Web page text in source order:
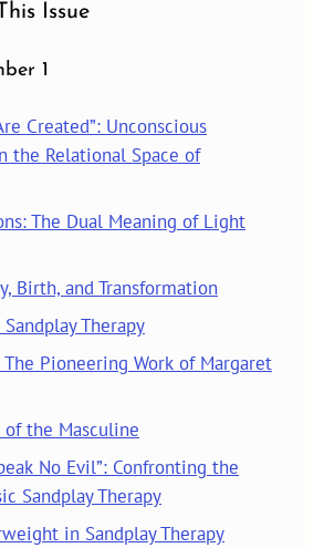
Issue
1
Created”: Unconscious
the Relational Space of
The Dual Meaning of Light
Birth, and Transformation
Therapy
The Pioneering Work of Margaret
the Masculine
No Evil”: Confronting the
Sandplay Therapy
in Sandplay Therapy